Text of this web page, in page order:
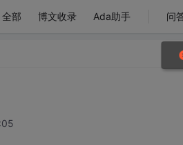
全部 博文收录 Ada助手 问